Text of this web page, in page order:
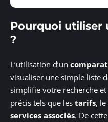
Pourquoi utiliser
?
L’utilisation d’un
visualiser une simple liste
simplifie votre recherche
précis tels que les tarifs,
services associés. De